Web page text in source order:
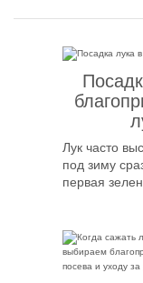
Лук часто
под зиму
первая